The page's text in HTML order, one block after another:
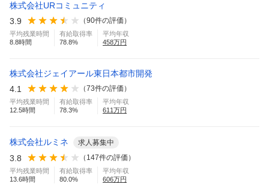
株式会社URコミュニティ
3.9
（90件の評価）
平均残業時間
8.8時間
有給取得率
78.8%
平均年収
458万円
株式会社ジェイアール東日本都市開発
4.1
（73件の評価）
平均残業時間
12.5時間
有給取得率
78.3%
平均年収
611 万円
株式会社ルミネ 求人募集中
3.8 （ 147件の評価）
平均残業時間
13.6時間
有給取得率
80.0%
平均年収
606万円